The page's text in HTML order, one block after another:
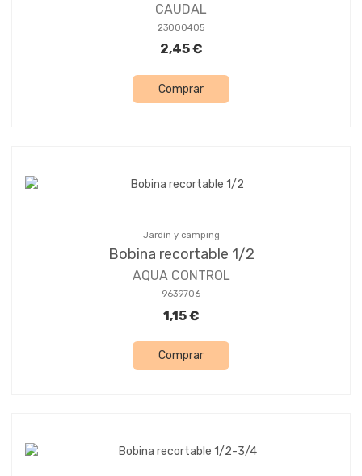
CAUDAL
23000405
2,45 €
Comprar
Jardín y camping
Bobina recortable 1/2
AQUA CONTROL
9639706
1,15 €
Comprar